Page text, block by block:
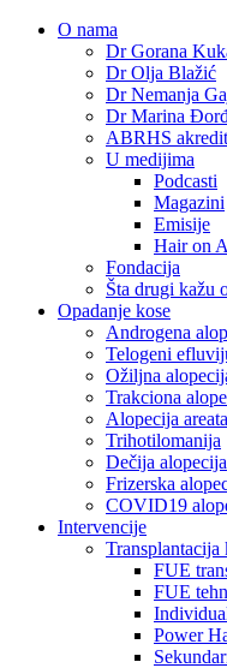
O nama
Dr Gorana
Dr Olja Blažić
Dr Nemanja
Dr Marina
ABRHS
U medijima
Podcasti
Magazini
Emisije
Hair on
Fondacija
Šta drugi kažu
Opadanje kose
Androgena
Telogeni
Ožiljna
Trakciona
Alopecija areata
Trihotilomanija
Dečija alopecija
Frizerska
COVID19
Intervencije
Transplantacija
FUE
FUE
Power